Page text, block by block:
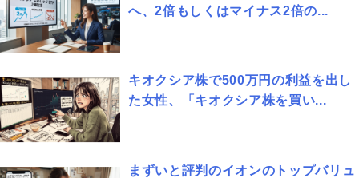
へ、2倍もしくはマイナス2倍の...
キオクシア株で500万円の利益を出し
た女性、「キオクシア株を買い...
まずいと評判のイオンのトップバリュ